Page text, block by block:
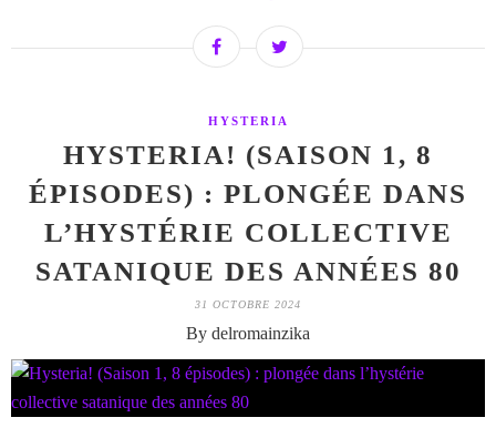
HYSTERIA
HYSTERIA! (SAISON 1, 8
ÉPISODES) : PLONGÉE DANS
L’HYSTÉRIE COLLECTIVE
SATANIQUE DES ANNÉES 80
31 OCTOBRE 2024
By delromainzika